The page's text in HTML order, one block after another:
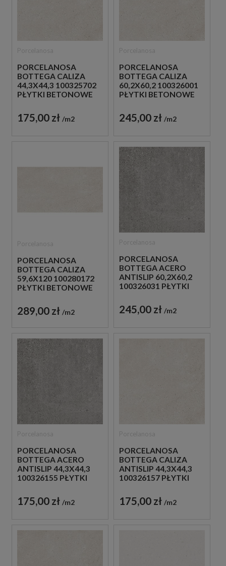
PORCELANOSA
BOTTEGA CALIZA
44,3X44,3 100325702
PŁYTKI BETONOWE
175,00 zł m2
PORCELANOSA
BOTTEGA CALIZA
60,2X60,2 100326001
PŁYTKI BETONOWE
245,00 zł m2
PORCELANOSA
BOTTEGA CALIZA
59,6X120 100280172
PŁYTKI BETONOWE
289,00 zł m2
PORCELANOSA
BOTTEGA ACERO
ANTISLIP 60,2X60,2
100326031 PŁYTKI
GRESOWE
245,00 zł m2
PORCELANOSA
BOTTEGA ACERO
ANTISLIP 44,3X44,3
100326155 PŁYTKI
GRESOWE
175,00 zł m2
PORCELANOSA
BOTTEGA CALIZA
ANTISLIP 44,3X44,3
100326157 PŁYTKI
GRESOWE
175,00 zł m2